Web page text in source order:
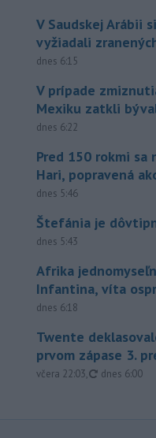
V Saudskej Arábii
vyžiadali
dnes 6:15
V prípade
Mexiku zatkli
dnes 6:22
Pred 150 rokmi sa
Hari, popravená
dnes 5:46
Štefánia je
dnes 5:43
Afrika
Infantina, víta
dnes 6:18
Twente
prvom zápase 3.
včera 22:03, aktualizované
dnes 6:00